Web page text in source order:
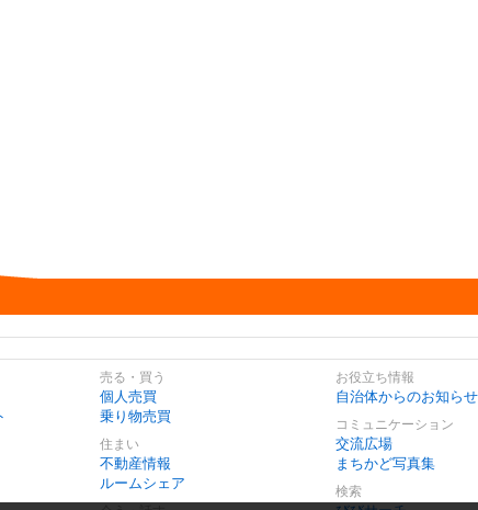
売る・買う
個人売買
乗り物売買
住まい
不動産情報
ルームシェア
お役立ち情報
自治体からのお知らせ
コミュニケーション
交流広場
まちかど写真集
検索